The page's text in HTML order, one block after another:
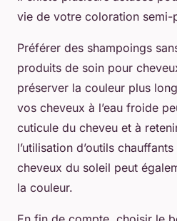
vie de votre coloration semi-
Préférer des shampoings
produits de soin pour
préserver la couleur plus
vos cheveux à l’eau froide
cuticule du cheveu et à
l’utilisation d’outils
cheveux du soleil peut
la couleur.